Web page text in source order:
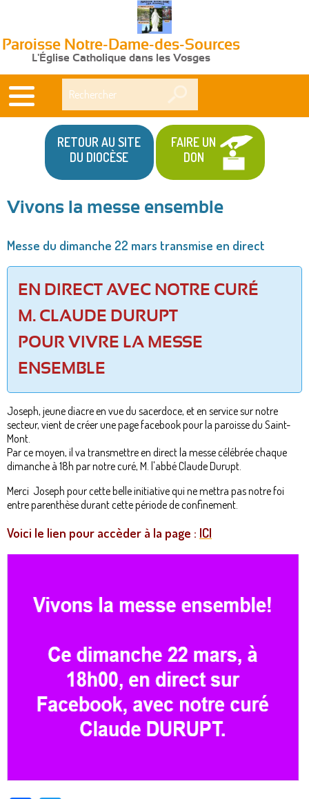
Paroisse Notre-Dame-des-Sources
L'Église Catholique dans les Vosges
RETOUR AU SITE
DU DIOCÈSE
FAIRE UN
DON
êtes
ici
Vivons la messe ensemble
Messe du dimanche 22 mars transmise en direct
EN DIRECT AVEC NOTRE CURÉ
M. CLAUDE DURUPT
POUR VIVRE LA MESSE
ENSEMBLE
Joseph, jeune diacre en vue du sacerdoce, et en service sur notre
secteur, vient de créer une page facebook pour la paroisse du Saint-
Mont.
Par ce moyen, il va transmettre en direct la messe célébrée chaque
dimanche à 18h par notre curé, M. l'abbé Claude Durupt.
Merci Joseph pour cette belle initiative qui ne mettra pas notre foi
entre parenthèse durant cette période de confinement.
Voici le lien pour accèder à la page : ICI